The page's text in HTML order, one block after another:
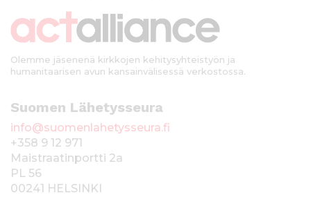
Olemme jäsenenä kirkkojen kehitysyhteistyön ja
humanitaarisen avun kansainvälisessä verkostossa.
Suomen Lähetysseura
info@suomenlahetysseura.fi
+358 9 12 971
Maistraatinportti 2a
PL 56
00241 HELSINKI